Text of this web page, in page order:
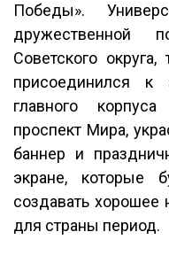
Победы».
дружественной
Советского
присоединился к
главного
проспект Мира,
баннер и
экране, которые
создавать хорошее
для страны период.